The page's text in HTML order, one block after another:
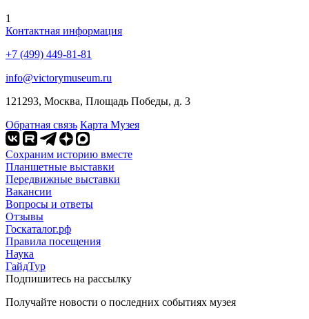
1
Контактная информация
+7 (499) 449-81-81
info@victorymuseum.ru
121293, Москва, Площадь Победы, д. 3
Обратная связь Карта Музея
Сохраним историю вместе
Планшетные выставки
Передвижные выставки
Вакансии
Вопросы и ответы
Отзывы
Госкаталог.рф
Правила посещения
Наука
ГайдТур
Подпишитесь на рассылку
Получайте новости о последних событиях музея